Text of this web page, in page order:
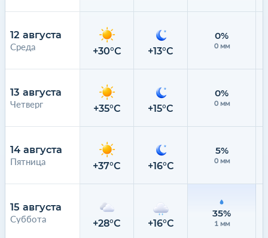
12 августа
Среда
13 августа
Четверг
14 августа
Пятница
15 августа
Суббота
+30°C +13°C
0%
0 мм
+35°C +15°C
0%
0 мм
+37°C +16°C
5%
0 мм
+28°C +16°C
35%
1 мм